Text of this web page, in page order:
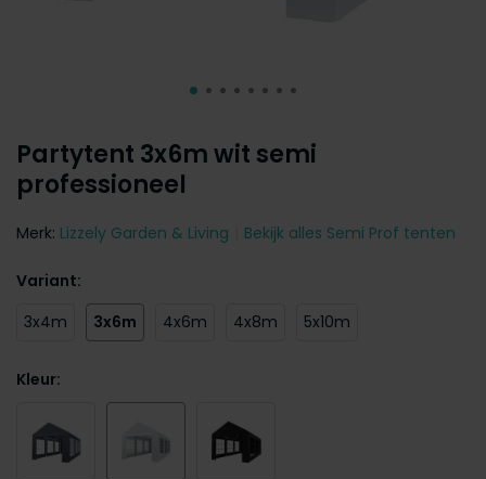
Partytent 3x6m wit semi
professioneel
Merk: Lizzely Garden & Living Bekijk alles Semi Prof tenten
Variant:
3x4m
3x6m 4x6m 4x8m 5x10m
Kleur: